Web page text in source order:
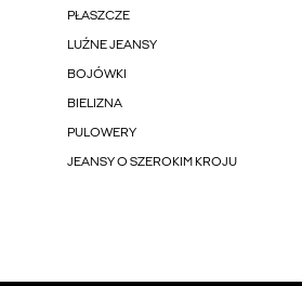
PŁASZCZE
LUŹNE JEANSY
BOJÓWKI
BIELIZNA
PULOWERY
JEANSY O SZEROKIM KROJU